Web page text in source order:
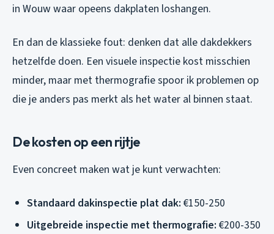
in Wouw waar opeens dakplaten loshangen.
En dan de klassieke fout: denken dat alle dakdekkers
hetzelfde doen. Een visuele inspectie kost misschien
minder, maar met thermografie spoor ik problemen op
die je anders pas merkt als het water al binnen staat.
De kosten op een rijtje
Even concreet maken wat je kunt verwachten:
Standaard dakinspectie plat dak: €150-250
Uitgebreide inspectie met thermografie: €200-350